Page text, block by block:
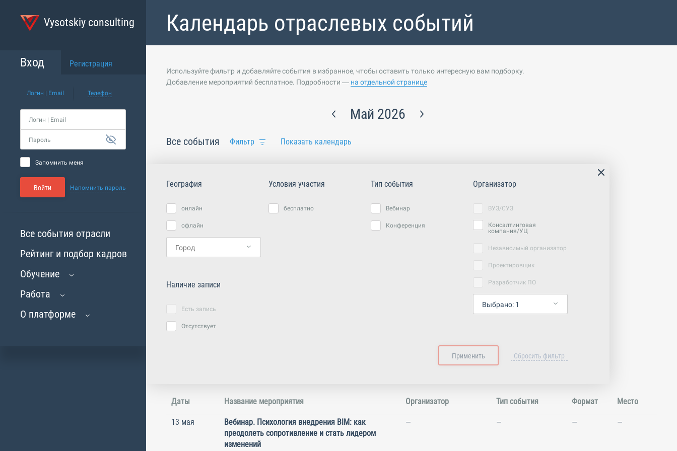
Vysotskiy consulting
Вход Регистрация
Логин | Email Телефон
Логин | Email
Пароль
Запомнить меня
Войти Напомнить пароль
Все события отрасли
Рейтинг и подбор кадров
Обучение
Работа
О платформе
Календарь отраслевых событий
Используйте фильтр и добавляйте события в избранное, чтобы оставить только интересную вам подборку.
Добавление мероприятий бесплатное. Подробности — на отдельной странице
Май 2026
Все события Фильтр Показать календарь
География
онлайн
офлайн
Наличие записи
Есть запись
Отсутствует
Условия участия
бесплатно
Тип события
Вебинар
Конференция
Организатор
ВУЗ/СУЗ
Консалтинговая
компания/УЦ
Независимый организатор
Проектировщик
Разработчик ПО
Выбрано: 1
Даты Название мероприятия Организатор Тип события Формат Место
13 мая
Вебинар. Психология внедрения BIM: как
преодолеть сопротивление и стать лидером
изменений
— — — —